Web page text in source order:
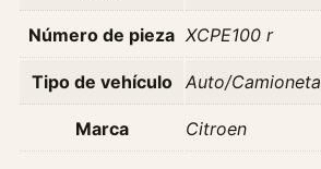
Número de pieza XCPE100 r
Tipo de vehículo Auto/Camioneta
Marca Citroen